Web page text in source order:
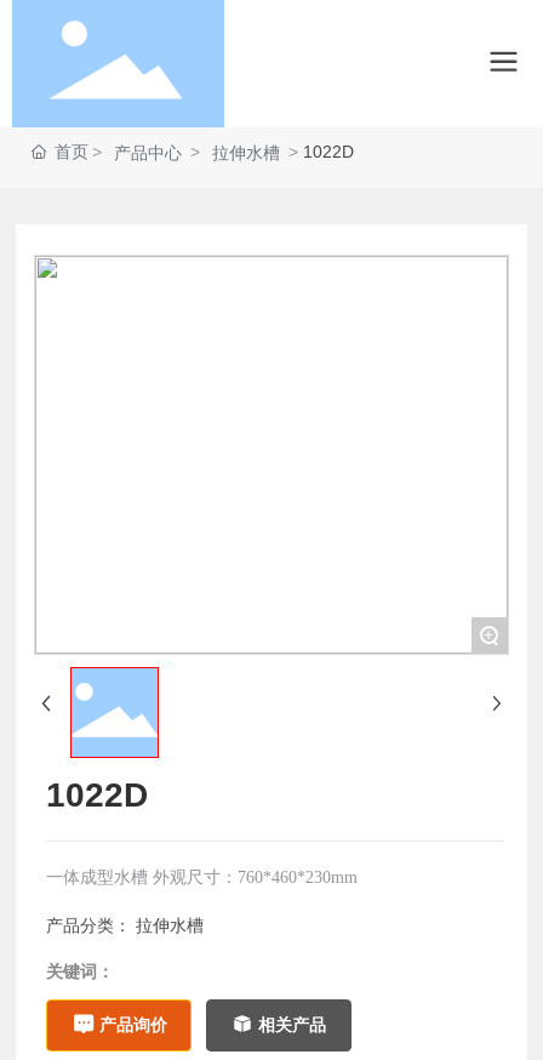
首页 产品中心 拉伸水槽 1022D
+
1022D
一体成型水槽 外观尺寸：760*460*230mm
产品分类： 拉伸水槽
关键词：
产品询价 相关产品